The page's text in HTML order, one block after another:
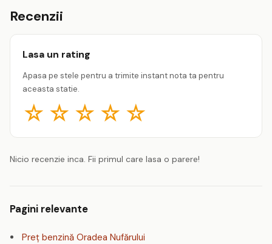
Recenzii
Lasa un rating
Apasa pe stele pentru a trimite instant nota ta pentru
aceasta statie.
☆ ☆ ☆ ☆ ☆
Nicio recenzie inca. Fii primul care lasa o parere!
Pagini relevante
Preț benzină Oradea Nufărului